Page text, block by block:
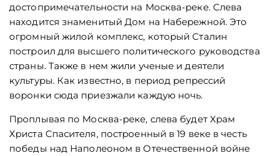
достопримечательности на Москва-реке. Слева
находится знаменитый Дом на Набережной. Это
огромный жилой комплекс, который Сталин
построил для высшего политического руководства
страны. Также в нем жили ученые и деятели
культуры. Как известно, в период репрессий
воронки сюда приезжали каждую ночь.
Проплывая по Москва-реке, слева будет Храм
Христа Спасителя, построенный в 19 веке в честь
победы над Наполеоном в Отечественной войне